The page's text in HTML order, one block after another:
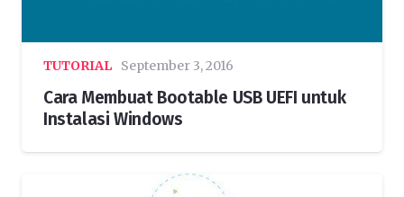
TUTORIAL September 3, 2016
Cara Membuat Bootable USB UEFI untuk
Instalasi Windows